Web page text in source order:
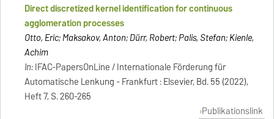
Direct discretized kernel identification for continuous
agglomeration processes
Otto, Eric; Maksakov, Anton; Dürr, Robert; Palis, Stefan; Kienle,
Achim
In:IFAC-PapersOnLine / Internationale Förderung für
Automatische Lenkung - Frankfurt : Elsevier, Bd. 55 (2022),
Heft 7, S. 260-265
Publikationslink